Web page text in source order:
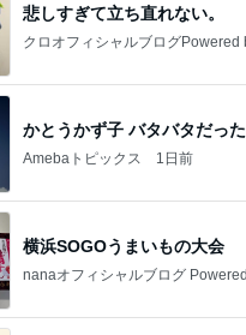
悲しすぎて立ち直れない。
クロオフィシャルブログPowered
かとうかず子 バタバタだっ
Amebaトピックス 1日前
横浜SOGOうまいもの大会
nanaオフィシャルブログ